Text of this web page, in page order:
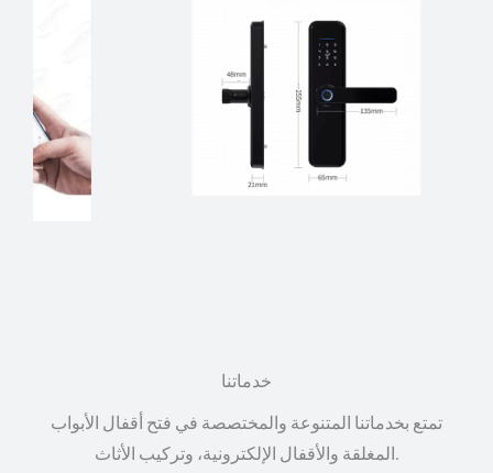
خدماتنا
تمتع بخدماتنا المتنوعة والمختصصة في فتح أقفال الأبواب